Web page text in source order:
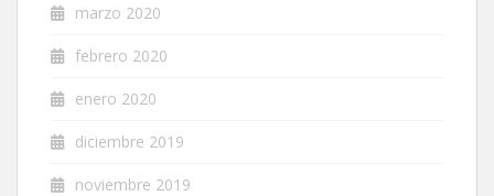
marzo 2020
febrero 2020
enero 2020
diciembre 2019
noviembre 2019